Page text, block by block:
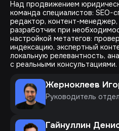
Над продвижением
команда специалистов: SEO-
редактор, контент-
разработчик при
настройкой метатегов:
индексацию, экспертный
локальную релевантность,
с реальными консультациями.
Жерноклеев
Руководитель
Гайнуллин